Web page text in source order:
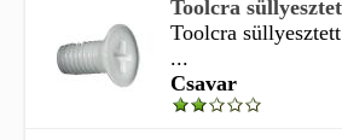
Toolcra
Toolcra
...
Csavar